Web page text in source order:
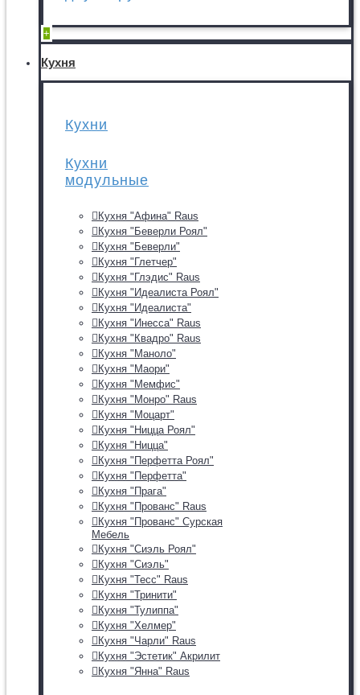
+
Кухня
Кухни
Кухни
модульные
Кухня "Афина" Raus
Кухня "Беверли Роял"
Кухня "Беверли"
Кухня "Глетчер"
Кухня "Глэдис" Raus
Кухня "Идеалиста Роял"
Кухня "Идеалиста"
Кухня "Инесса" Raus
Кухня "Квадро" Raus
Кухня "Маноло"
Кухня "Маори"
Кухня "Мемфис"
Кухня "Монро" Raus
Кухня "Моцарт"
Кухня "Ницца Роял"
Кухня "Ницца"
Кухня "Перфетта Роял"
Кухня "Перфетта"
Кухня "Прага"
Кухня "Прованс" Raus
Кухня "Прованс" Сурская
Мебель
Кухня "Сиэль Роял"
Кухня "Сиэль"
Кухня "Тесс" Raus
Кухня "Тринити"
Кухня "Тулиппа"
Кухня "Хелмер"
Кухня "Чарли" Raus
Кухня "Эстетик" Акрилит
Кухня "Янна" Raus